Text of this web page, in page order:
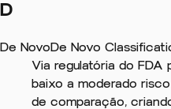
D
De NovoDe Novo
Via regulatória do FDA
baixo a moderado
de comparação,